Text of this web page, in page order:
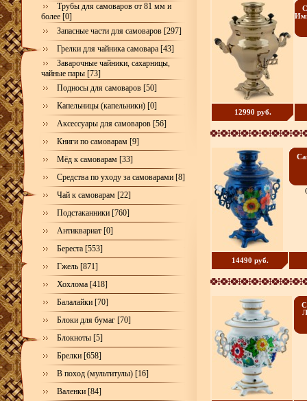
Трубы для самоваров от 81 мм и
более [0]
Запасные части для самоваров [297]
Грелки для чайника самовара [43]
Заварочные чайники, сахарницы,
чайные пары [73]
Подносы для самоваров [50]
Капельницы (капельники) [0]
Аксессуары для самоваров [56]
Книги по самоварам [9]
Мёд к самоварам [33]
Средства по уходу за самоварами [8]
Чай к самоварам [22]
Подстаканники [760]
Антиквариат [0]
Береста [553]
Гжель [871]
Хохлома [418]
Балалайки [70]
Блоки для бумаг [70]
Блокноты [5]
Брелки [658]
В поход (мультитулы) [16]
Валенки [84]
12990 руб.
14490 руб.